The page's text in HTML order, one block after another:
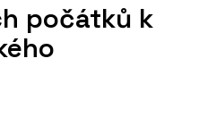
počátků k